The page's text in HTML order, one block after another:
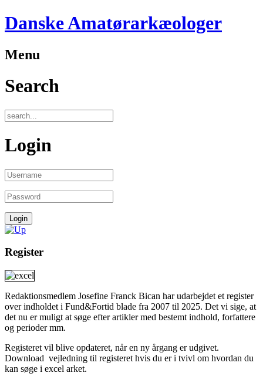
Danske Amatørarkæologer
Menu
Search
Login
Register
Redaktionsmedlem Josefine Franck Bican har udarbejdet et register
over indholdet i Fund&Fortid blade fra 2007 til 2025. Det vi sige, at
det nu er muligt at søge efter artikler med bestemt indhold, forfattere
og perioder mm.
Registeret vil blive opdateret, når en ny årgang er udgivet.
Download vejledning til registeret hvis du er i tvivl om hvordan du
kan søge i excel arket.